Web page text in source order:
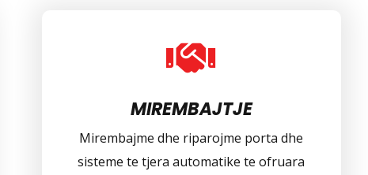

MIREMBAJTJE
Mirembajme dhe riparojme porta dhe
sisteme te tjera automatike te ofruara